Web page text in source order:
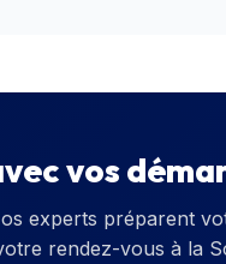
vos
experts préparent
rendez-vous à la